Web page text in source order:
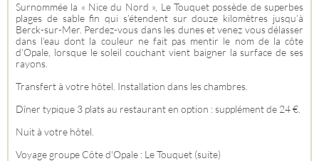
Surnommée la « Nice du Nord », Le Touquet possède de superbes
plages de sable fin qui s’étendent sur douze kilomètres jusqu’à
Berck-sur-Mer. Perdez-vous dans les dunes et venez vous délasser
dans l’eau dont la couleur ne fait pas mentir le nom de la côte
d’Opale, lorsque le soleil couchant vient baigner la surface de ses
rayons.
Transfert à votre hôtel. Installation dans les chambres.
Dîner typique 3 plats au restaurant en option : supplément de 24 €.
Nuit à votre hôtel.
Voyage groupe Côte d'Opale : Le Touquet (suite)